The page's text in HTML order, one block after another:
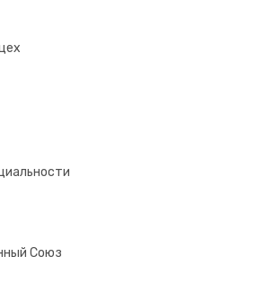
Союз